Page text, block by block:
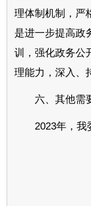
理体制机制，严
是进一步提高政
训，强化政务公
理能力，深入、
六、其他需
2023年，我